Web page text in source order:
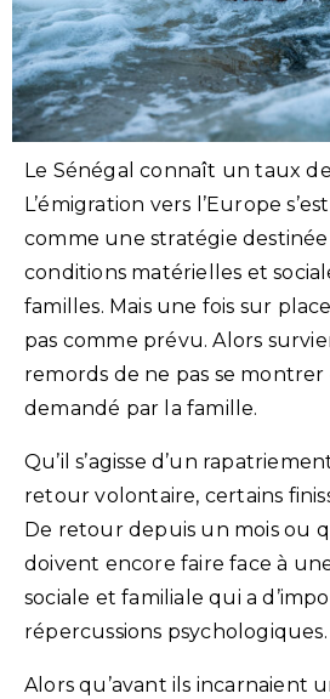
Le Sénégal connaît un taux
L’émigration vers l’Europe
comme une stratégie
conditions matérielles et
familles. Mais une fois sur
pas comme prévu. Alors
remords de ne pas se
demandé par la famille.
Qu’il s’agisse d’un
retour volontaire, certains
De retour depuis un mois ou
doivent encore faire face à
sociale et familiale qui a
répercussions psychologiques.
Alors qu’avant ils incarnaient